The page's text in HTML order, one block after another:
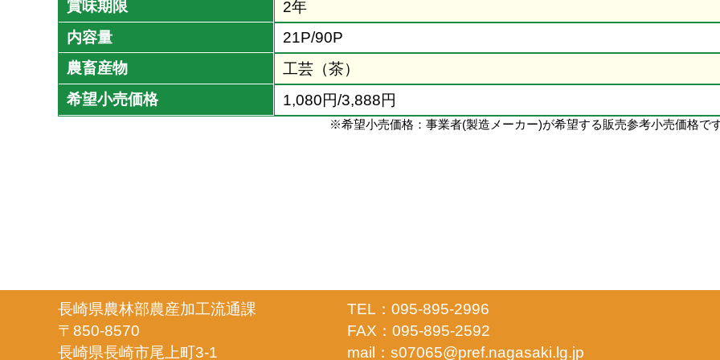
賞味期限
2年
内容量
21P/90P
農畜産物
工芸（茶）
希望小売価格
1,080円/3,888円
※希望小売価格：事業者(製造メーカー)が希望する販売参考小売価格で
長崎県農林部農産加工流通課
〒850-8570
長崎県長崎市尾上町3-1
TEL：095-895-2996
FAX：095-895-2592
mail：s07065@pref.nagasaki.lg.jp